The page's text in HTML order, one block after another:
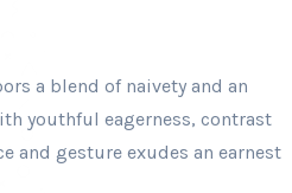
a blend of naivety and an
youthful eagerness, contrast
and gesture exudes an earnest